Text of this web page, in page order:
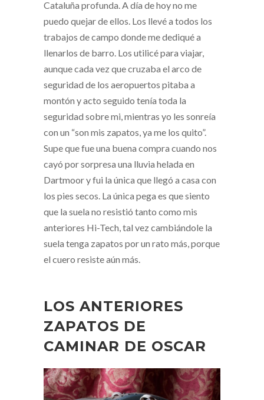
Cataluña profunda. A día de hoy no me
puedo quejar de ellos. Los llevé a todos los
trabajos de campo donde me dediqué a
llenarlos de barro. Los utilicé para viajar,
aunque cada vez que cruzaba el arco de
seguridad de los aeropuertos pitaba a
montón y acto seguido tenía toda la
seguridad sobre mi, mientras yo les sonreía
con un “son mis zapatos, ya me los quito”.
Supe que fue una buena compra cuando nos
cayó por sorpresa una lluvia helada en
Dartmoor y fui la única que llegó a casa con
los pies secos. La única pega es que siento
que la suela no resistió tanto como mis
anteriores Hi-Tech, tal vez cambiándole la
suela tenga zapatos por un rato más, porque
el cuero resiste aún más.
LOS ANTERIORES
ZAPATOS DE
CAMINAR DE OSCAR